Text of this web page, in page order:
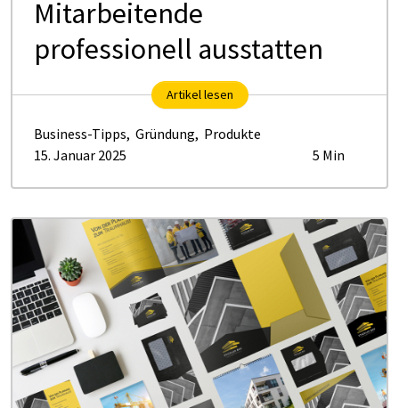
Mitarbeitende
professionell ausstatten
Artikel lesen
Business-Tipps, Gründung, Produkte
15. Januar 2025
5 Min